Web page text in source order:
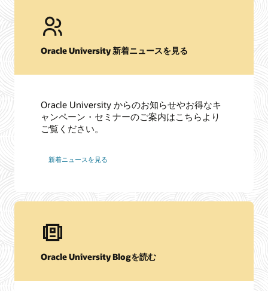
Oracle University 新着ニュースを見る
Oracle University からのお知らせやお得なキ
ャンペーン・セミナーのご案内はこちらより
ご覧ください。
新着ニュースを見る
Oracle University Blogを読む